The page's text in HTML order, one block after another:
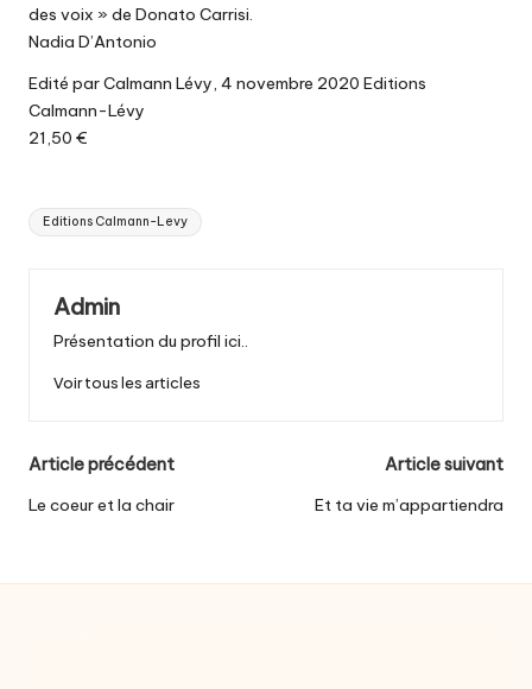
des voix » de Donato Carrisi.
Nadia D’Antonio
Edité par Calmann Lévy, 4 novembre 2020 Editions
Calmann-Lévy
21,50 €
Tags:
Editions Calmann-Levy
Admin
Présentation du profil ici..
Voir tous les articles
Post
navigation
Article précédent
Le coeur et la chair
Article suivant
Et ta vie m’appartiendra